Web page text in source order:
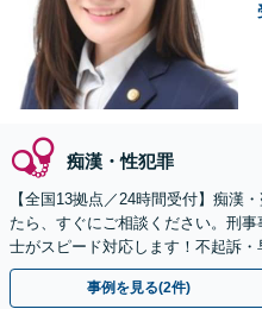
痴漢・性犯罪
【全国13拠点／24時間受付】痴漢
たら、すぐにご相談ください。刑
士がスピード対応します！不起訴
動を行います。
事例を見る(2件)